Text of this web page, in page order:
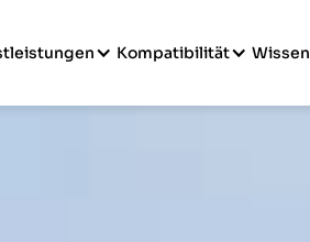
Kompatibilität Wissen